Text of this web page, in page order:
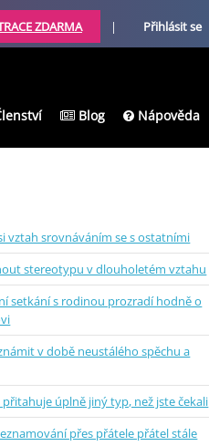
ZDARMA | Přihlásit se
Blog Nápověda
vztah srovnáváním se s ostatními
stereotypu v dlouholetém vztahu
setkání s rodinou prozradí hodně o
v době neustálého spěchu a
přitahuje úplně jiný typ, než jste čekali
přes přátele přátel stále